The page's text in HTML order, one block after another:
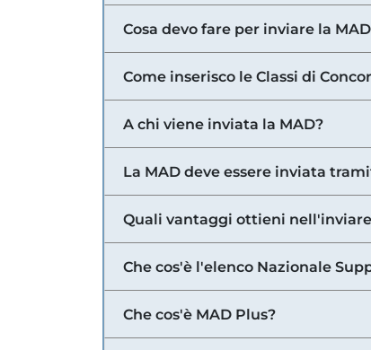
Cosa devo fare per inviare la
Come inserisco le Classi di
A chi viene inviata la MAD?
La MAD deve essere inviata
Quali vantaggi ottieni nell'inviare
Che cos'è l'elenco Nazionale
Che cos'è MAD Plus?